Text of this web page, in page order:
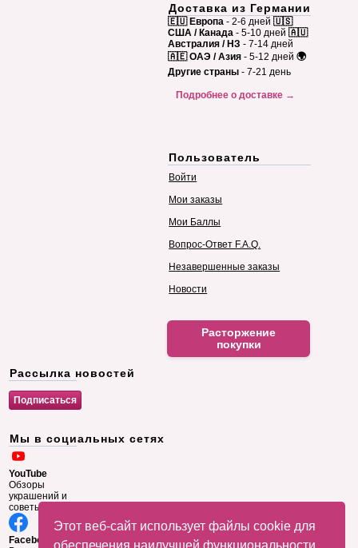
Этот веб-сайт использует файлы cookie для
обеспечения наилучшей функциональности
Доставка из Германии
🇪🇺 Европа - 2-6 дней 🇺🇸
США / Канада - 5-10 дней 🇦🇺
Австралия / НЗ - 7-14 дней
🇦🇪 ОАЭ / Азия - 5-12 дней 🌍
Другие страны - 7-21 день
Подробнее о доставке →
Пользователь
Войти
Мои заказы
Мои Баллы
Вопрос-Ответ F.A.Q.
Незавершенные заказы
Новости
Расторжение
покупки
Рассылка новостей
Мы в социальных сетях
YouTube
Обзоры
украшений и
советы
Facebook